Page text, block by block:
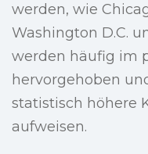
werden, wie
Washington D.C.
werden häufig im
hervorgehoben
statistisch höhere
aufweisen.